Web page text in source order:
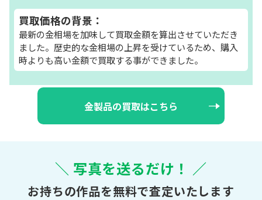
買取価格の背景：
最新の金相場を加味して買取金額を算出させていただき
ました。歴史的な金相場の上昇を受けているため、購入
時よりも高い金額で買取する事ができました。
金製品の買取はこちら
＼ 写真を送るだけ！ ／
お持ちの作品を無料で査定いたします